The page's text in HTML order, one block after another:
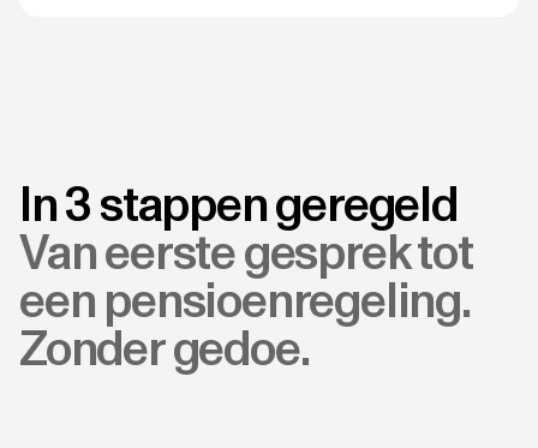
In 3 stappen geregeld
Van eerste gesprek tot
een pensioenregeling.
Zonder gedoe.